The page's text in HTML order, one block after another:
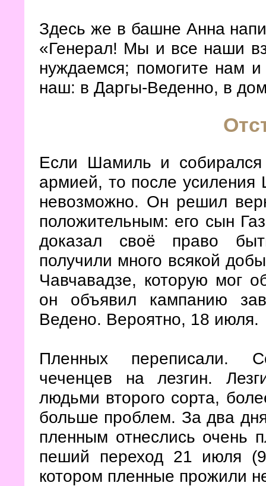
Здесь же в башне Анна
«Генерал! Мы и все наши
нуждаемся; помогите нам
наш: в Даргы-Веденно, в
Если Шамиль и собирался
армией, то после
невозможно. Он решил
положительным: его сын
доказал своё право
получили много всякой
Чавчавадзе, которую мог
он объявил кампанию
Ведено. Вероятно, 18 июля.
Пленных переписали.
чеченцев на лезгин.
людьми второго сорта,
больше проблем. За два
пленным отнеслись очень
пеший переход 21 июля
котором пленные прожили